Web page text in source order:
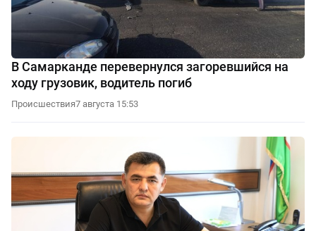
В Самарканде перевернулся загоревшийся на
ходу грузовик, водитель погиб
Происшествия7 августа 15:53